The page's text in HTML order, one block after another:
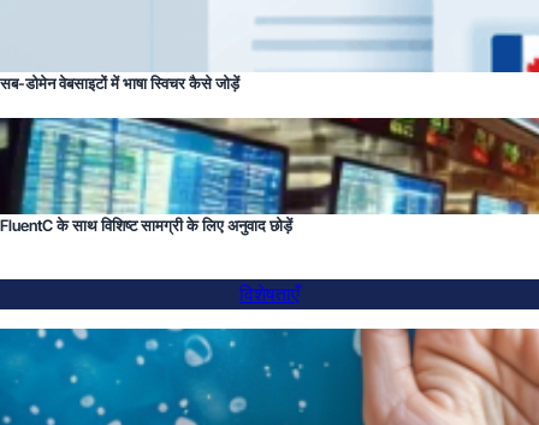
सब-डोमेन वेबसाइटों में भाषा स्विचर कैसे जोड़ें
FluentC के साथ विशिष्ट सामग्री के लिए अनुवाद छोड़ें
विशेषताएँ